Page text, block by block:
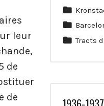
leur
de
de
Tracts